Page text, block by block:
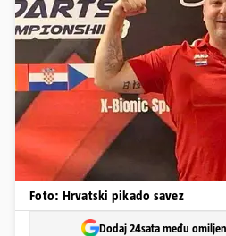
Foto: Hrvatski pikado savez
Dodaj 24sata među